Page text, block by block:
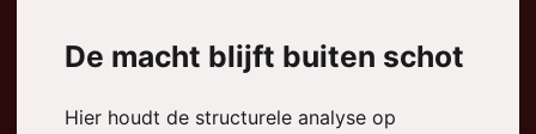
De macht blijft buiten schot
Hier houdt de structurele analyse op